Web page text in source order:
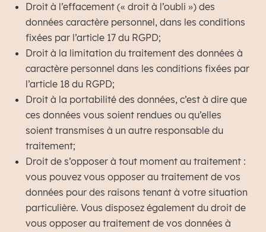
Droit à l’effacement (« droit à l’oubli ») des
données caractère personnel, dans les conditions
fixées par l’article 17 du RGPD;
Droit à la limitation du traitement des données à
caractère personnel dans les conditions fixées par
l’article 18 du RGPD;
Droit à la portabilité des données, c’est à dire que
ces données vous soient rendues ou qu’elles
soient transmises à un autre responsable du
traitement;
Droit de s’opposer à tout moment au traitement :
vous pouvez vous opposer au traitement de vos
données pour des raisons tenant à votre situation
particulière. Vous disposez également du droit de
vous opposer au traitement de vos données à